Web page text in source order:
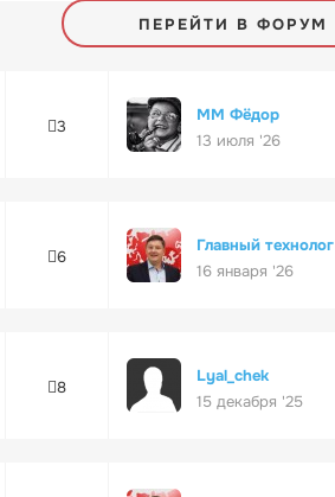
ПЕРЕЙТИ В ФОРУМ
3
ММ Фёдор
13 июля '26
6
Главный технолог
16 января '26
8
Lyal_chek
15 декабря '25